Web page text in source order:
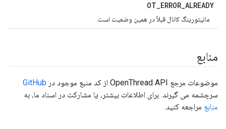
OT_ERROR_ALREADY
مانیتورینگ کانال قبلاً در همین وضعیت است.
منابع
موضوعات مرجع OpenThread API از کد منبع موجود در
GitHub
سرچشمه می گیرند. برای اطلاعات بیشتر، یا مشارکت در اسناد ما، به
منابع مراجعه کنید.